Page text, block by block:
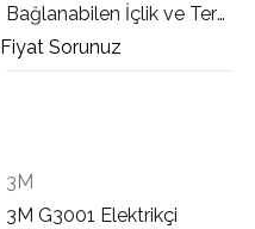
Bağlanabilen İçlik ve Ter
Bandı
Fiyat Sorunuz
3M
3M G3001 Elektrikçi